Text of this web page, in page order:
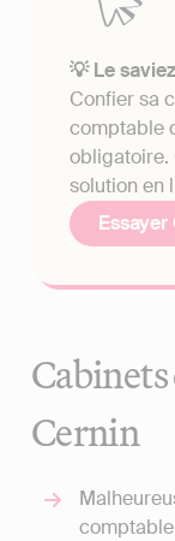
💡 Le
Confier sa
comptable
obligatoire.
solution en
Cernin